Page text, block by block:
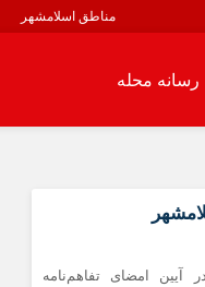
مناطق اسلامشهر
رسانه محله
باغ فیض
آیین امضای تفاهم‌نامه